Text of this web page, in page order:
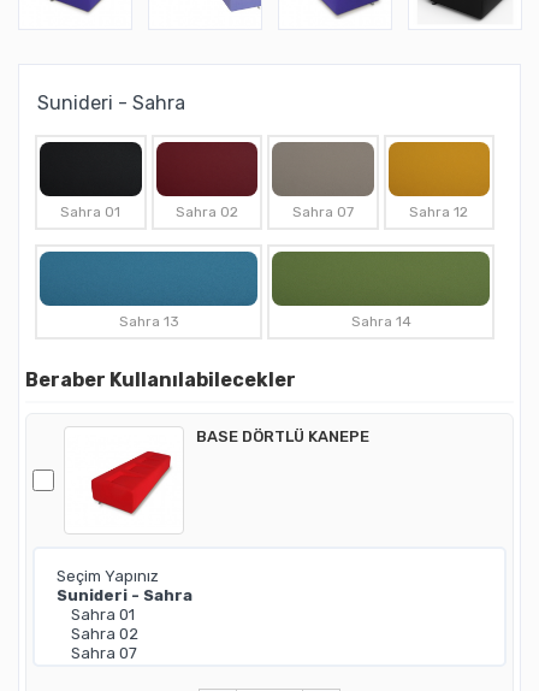
Sunideri - Sahra
Sahra 01 Sahra 02 Sahra 07 Sahra 12
Sahra 13 Sahra 14
Beraber Kullanılabilecekler
BASE DÖRTLÜ KANEPE